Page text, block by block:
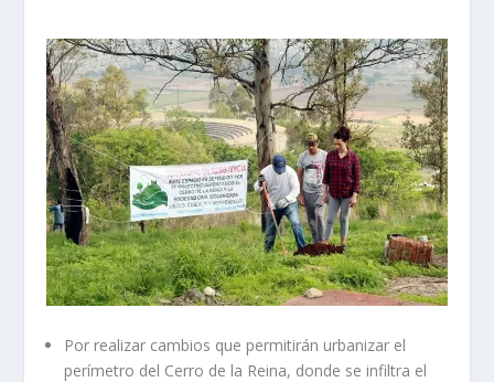
Por realizar cambios que permitirán urbanizar el
perímetro del Cerro de la Reina, donde se infiltra el